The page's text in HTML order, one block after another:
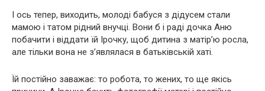
І ось тепер, виходить, молоді бабуся з дідусем стали
мамою і татом рідний внучці. Вони б і раді дочка Аню
побачити і віддати їй Ірочку, щоб дитина з матір’ю росла,
але тільки вона не з’являлася в батьківській хаті.
Їй постійно заважає: то робота, то жених, то ще якісь